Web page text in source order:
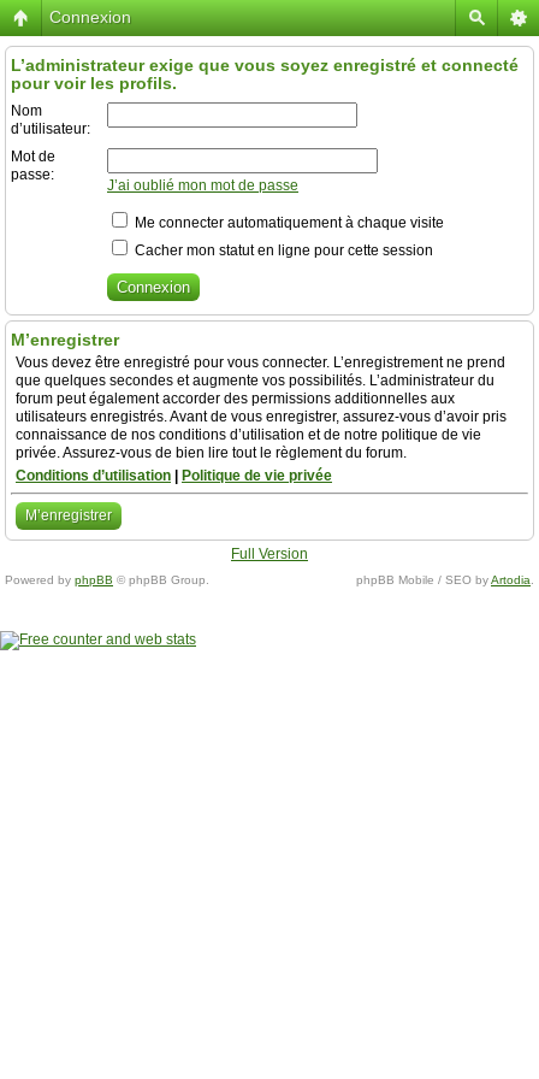
Connexion
L’administrateur exige que vous soyez enregistré et connecté
pour voir les profils.
Nom
d’utilisateur:
Mot de
passe:
J’ai oublié mon mot de passe
Me connecter automatiquement à chaque visite
Cacher mon statut en ligne pour cette session
M’enregistrer
Vous devez être enregistré pour vous connecter. L’enregistrement ne prend
que quelques secondes et augmente vos possibilités. L’administrateur du
forum peut également accorder des permissions additionnelles aux
utilisateurs enregistrés. Avant de vous enregistrer, assurez-vous d’avoir pris
connaissance de nos conditions d’utilisation et de notre politique de vie
privée. Assurez-vous de bien lire tout le règlement du forum.
Conditions d’utilisation
Politique de vie privée
M’enregistrer
Full Version
Powered by phpBB © phpBB Group. phpBB Mobile / SEO byArtodia